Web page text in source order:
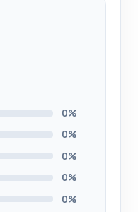
0%
0%
0%
0%
0%